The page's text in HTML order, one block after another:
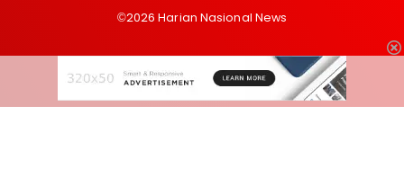
©2026 Harian Nasional News